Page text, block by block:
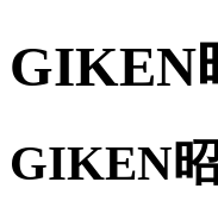
GIKEN
GIKEN